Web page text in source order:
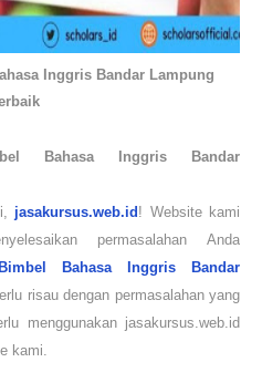
Inggris Bandar Lampung
Bahasa Inggris Bandar
jasakursus.web.id ! Website kami
permasalahan Anda
Bahasa Inggris Bandar
risau dengan permasalahan yang
menggunakan jasakursus.web.id
kami.